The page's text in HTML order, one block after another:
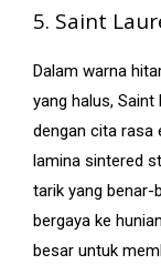
5. Saint
Dalam warna
yang halus,
dengan cita rasa
lamina sintered
tarik yang benar-
bergaya ke
besar untuk